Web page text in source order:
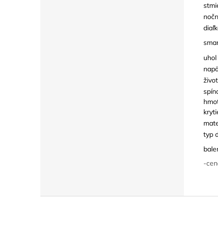
typ
-